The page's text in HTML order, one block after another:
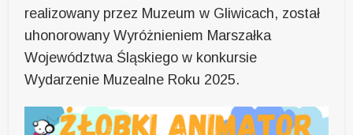
realizowany przez Muzeum w Gliwicach, został
uhonorowany Wyróżnieniem Marszałka
Województwa Śląskiego w konkursie
Wydarzenie Muzealne Roku 2025.